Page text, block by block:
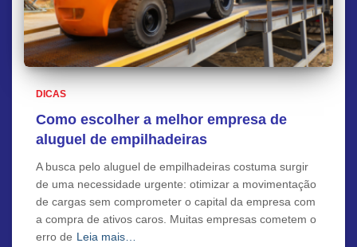
DICAS
Como escolher a melhor empresa de
aluguel de empilhadeiras
A busca pelo aluguel de empilhadeiras costuma surgir
de uma necessidade urgente: otimizar a movimentação
de cargas sem comprometer o capital da empresa com
a compra de ativos caros. Muitas empresas cometem o
erro de Leia mais…